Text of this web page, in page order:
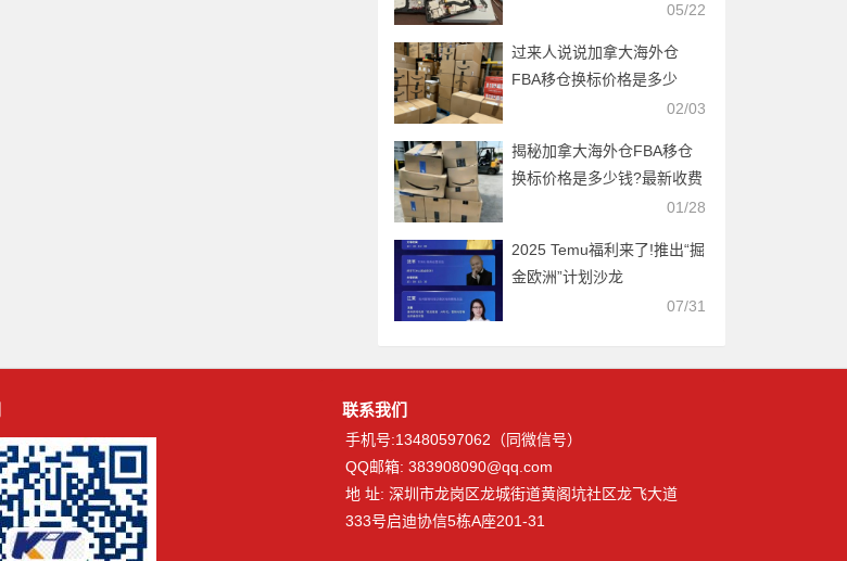
05/22
过来人说说加拿大海外仓
FBA移仓换标价格是多少
02/03
揭秘加拿大海外仓FBA移仓
换标价格是多少钱?最新收费
01/28
2025 Temu福利来了!推出“掘
金欧洲”计划沙龙
07/31
联系我们
手机号:13480597062（同微信号）
QQ邮箱: 383908090@qq.com
地 址: 深圳市龙岗区龙城街道黄阁坑社区龙飞大道
333号启迪协信5栋A座201-31